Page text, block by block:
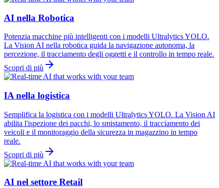
AI nella Robotica
Potenzia macchine più intelligenti con i modelli Ultralytics YOLO.
La Vision AI nella robotica guida la navigazione autonoma, la
percezione, il tracciamento degli oggetti e il controllo in tempo reale.
Scopri di più
IA nella logistica
Semplifica la logistica con i modelli Ultralytics YOLO. La Vision AI
abilita l'ispezione dei pacchi, lo smistamento, il tracciamento dei
veicoli e il monitoraggio della sicurezza in magazzino in tempo
reale.
Scopri di più
AI nel settore Retail